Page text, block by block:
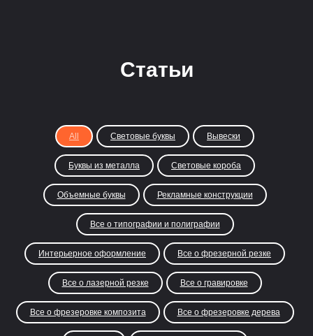
Статьи
All Световые буквы Вывески
Буквы из металла Световые короба
Объемные буквы Рекламные конструкции
Все о типографии и полиграфии
Интерьерное оформление Все о фрезерной резке
Все о лазерной резке Все о гравировке
Все о фрезеровке композита Все о фрезеровке дерева